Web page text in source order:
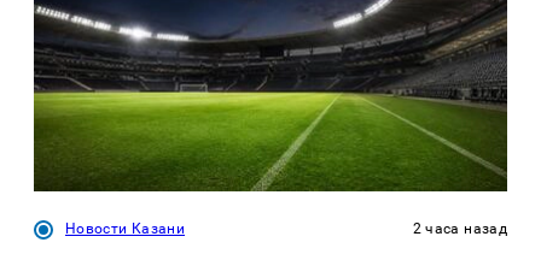
Новости Казани 2 часа назад